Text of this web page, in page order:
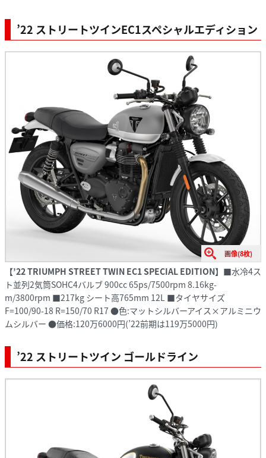
’22 ストリートツインEC1スペシャルエディション
画像(8枚)
【’22 TRIUMPH STREET TWIN EC1 SPECIAL EDITION】 ■水冷4ス
ト並列2気筒SOHC4バルブ 900cc 65ps/7500rpm 8.16kg-
m/3800rpm ■217kg シート高765mm 12L ■タイヤサイズ
F=100/90-18 R=150/70 R17 ●色:マットシルバーアイス×アルミニウ
ムシルバー ●価格:120万6000円(’22前期は119万5000円)
’22 ストリートツイン ゴールドライン